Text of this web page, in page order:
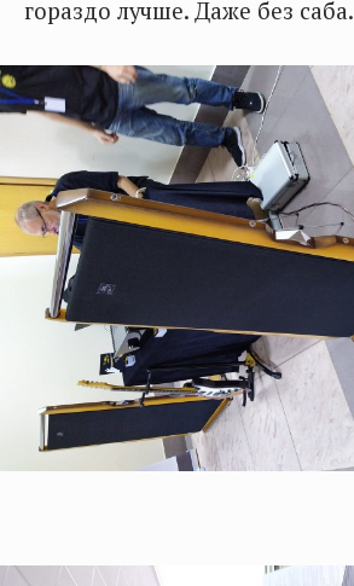
гораздо лучше. Даже без саба.